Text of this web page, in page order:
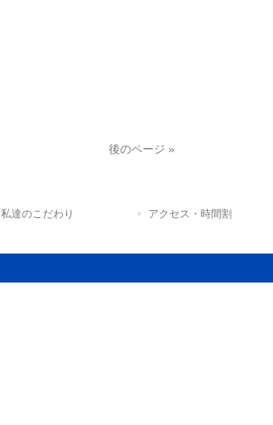
後のページ »
私達のこだわり アクセス・時間割